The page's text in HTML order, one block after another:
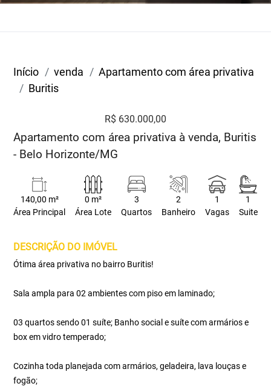
Início venda
Apartamento com área privativa
Buritis
R$ 630.000,00
Apartamento com área privativa à venda, Buritis
- Belo Horizonte/MG
140,00 m²
Área Principal
0 m²
Área Lote
3
Quartos
2
Banheiro
1
Vagas
1
Suite
DESCRIÇÃO DO IMÓVEL
Ótima área privativa no bairro Buritis!
Sala ampla para 02 ambientes com piso em laminado;
03 quartos sendo 01 suíte; Banho social e suíte com armários e
box em vidro temperado;
Cozinha toda planejada com armários, geladeira, lava louças e
fogão;